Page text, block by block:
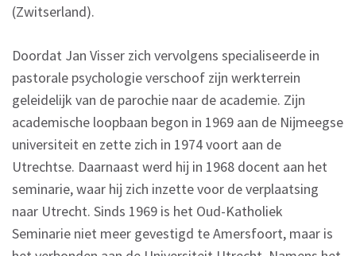
(Zwitserland).
Doordat Jan Visser zich vervolgens specialiseerde in
pastorale psychologie verschoof zijn werkterrein
geleidelijk van de parochie naar de academie. Zijn
academische loopbaan begon in 1969 aan de Nijmeegse
universiteit en zette zich in 1974 voort aan de
Utrechtse. Daarnaast werd hij in 1968 docent aan het
seminarie, waar hij zich inzette voor de verplaatsing
naar Utrecht. Sinds 1969 is het Oud-Katholiek
Seminarie niet meer gevestigd te Amersfoort, maar is